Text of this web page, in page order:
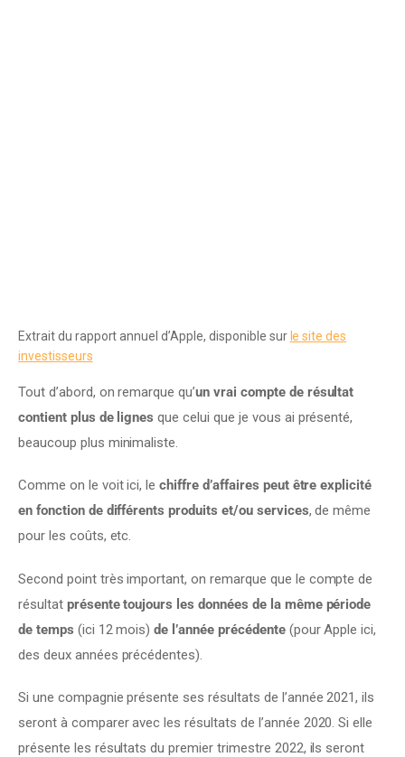
Extrait du rapport annuel d’Apple, disponible surle site des
investisseurs
Tout d’abord, on remarque qu’un vrai compte de résultat
contient plus de lignes que celui que je vous ai présenté,
beaucoup plus minimaliste.
Comme on le voit ici, le chiffre d’affaires peut être explicité
en fonction de différents produits et/ou services, de même
pour les coûts, etc.
Second point très important, on remarque que le compte de
résultat présente toujours les données de la même période
de temps (ici 12 mois) de l’année précédente (pour Apple ici,
des deux années précédentes).
Si une compagnie présente ses résultats de l’année 2021, ils
seront à comparer avec les résultats de l’année 2020. Si elle
présente les résultats du premier trimestre 2022, ils seront